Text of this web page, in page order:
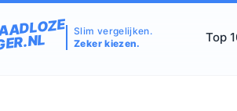
Slim vergelijken.
Zeker kiezen.
Top